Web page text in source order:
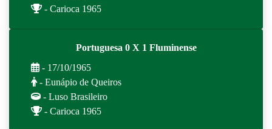
- Carioca 1965
Portuguesa 0 X 1 Fluminense
- 17/10/1965
- Eunápio de Queiros
- Luso Brasileiro
- Carioca 1965